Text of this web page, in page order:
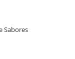
Sabores